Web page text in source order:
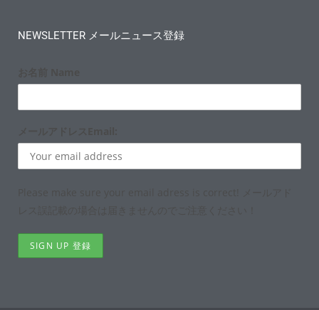
NEWSLETTER メールニュース登録